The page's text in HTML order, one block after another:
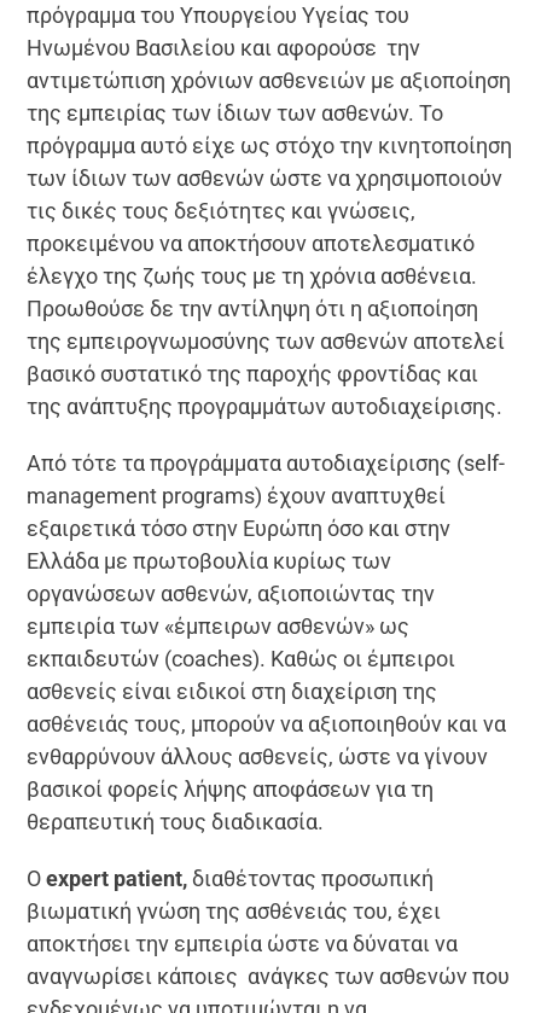
πρόγραμμα του Υπουργείου Υγείας του
Ηνωμένου Βασιλείου και αφορούσε την
αντιμετώπιση χρόνιων ασθενειών με αξιοποίηση
της εμπειρίας των ίδιων των ασθενών. Το
πρόγραμμα αυτό είχε ως στόχο την κινητοποίηση
των ίδιων των ασθενών ώστε να χρησιμοποιούν
τις δικές τους δεξιότητες και γνώσεις,
προκειμένου να αποκτήσουν αποτελεσματικό
έλεγχο της ζωής τους με τη χρόνια ασθένεια.
Προωθούσε δε την αντίληψη ότι η αξιοποίηση
της εμπειρογνωμοσύνης των ασθενών αποτελεί
βασικό συστατικό της παροχής φροντίδας και
της ανάπτυξης προγραμμάτων αυτοδιαχείρισης.
Από τότε τα προγράμματα αυτοδιαχείρισης (self-
management programs) έχουν αναπτυχθεί
εξαιρετικά τόσο στην Ευρώπη όσο και στην
Ελλάδα με πρωτοβουλία κυρίως των
οργανώσεων ασθενών, αξιοποιώντας την
εμπειρία των «έμπειρων ασθενών» ως
εκπαιδευτών (coaches). Καθώς οι έμπειροι
ασθενείς είναι ειδικοί στη διαχείριση της
ασθένειάς τους, μπορούν να αξιοποιηθούν και να
ενθαρρύνουν άλλους ασθενείς, ώστε να γίνουν
βασικοί φορείς λήψης αποφάσεων για τη
θεραπευτική τους διαδικασία.
Οexpert patient, διαθέτοντας προσωπική
βιωματική γνώση της ασθένειάς του, έχει
αποκτήσει την εμπειρία ώστε να δύναται να
αναγνωρίσει κάποιες ανάγκες των ασθενών που